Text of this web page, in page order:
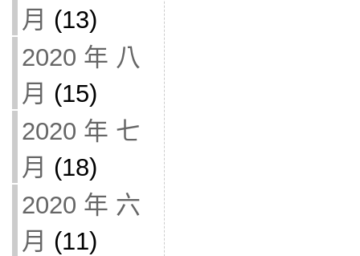
月 (13)
2020 年 八
月 (15)
2020 年 七
月 (18)
2020 年 六
月 (11)